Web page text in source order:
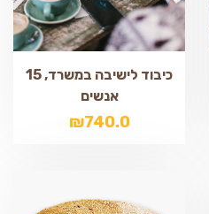
כיבוד לישיבה במשרד, 15
אנשים
₪740.0